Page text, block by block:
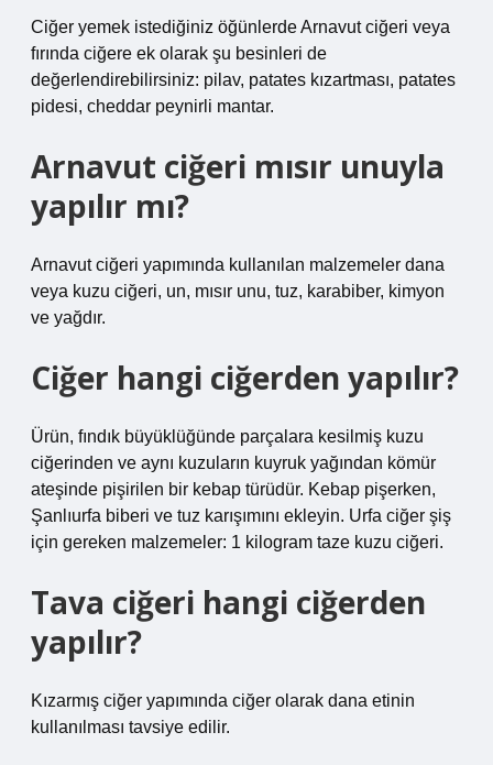
Ciğer yemek istediğiniz öğünlerde Arnavut ciğeri veya
fırında ciğere ek olarak şu besinleri de
değerlendirebilirsiniz: pilav, patates kızartması, patates
pidesi, cheddar peynirli mantar.
Arnavut ciğeri mısır unuyla
yapılır mı?
Arnavut ciğeri yapımında kullanılan malzemeler dana
veya kuzu ciğeri, un, mısır unu, tuz, karabiber, kimyon
ve yağdır.
Ciğer hangi ciğerden yapılır?
Ürün, fındık büyüklüğünde parçalara kesilmiş kuzu
ciğerinden ve aynı kuzuların kuyruk yağından kömür
ateşinde pişirilen bir kebap türüdür. Kebap pişerken,
Şanlıurfa biberi ve tuz karışımını ekleyin. Urfa ciğer şiş
için gereken malzemeler: 1 kilogram taze kuzu ciğeri.
Tava ciğeri hangi ciğerden
yapılır?
Kızarmış ciğer yapımında ciğer olarak dana etinin
kullanılması tavsiye edilir.